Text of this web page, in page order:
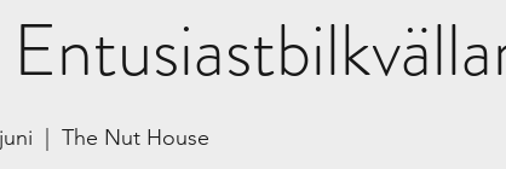
The Nut House